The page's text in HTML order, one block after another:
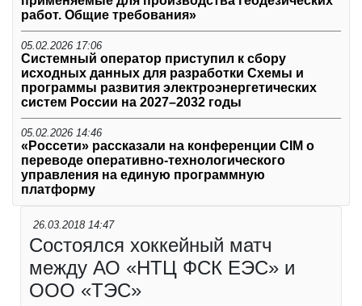
работ. Общие требования»
05.02.2026 17:06
Системный оператор приступил к сбору
исходных данных для разработки Схемы и
программы развития электроэнергетических
систем России на 2027–2032 годы
05.02.2026 14:46
«Россети» рассказали на конференции CIM о
переводе оперативно-технологического
управления на единую программную
платформу
26.03.2018 14:47
Состоялся хоккейный матч
между АО «НТЦ ФСК ЕЭС» и
ООО «ТЭС»